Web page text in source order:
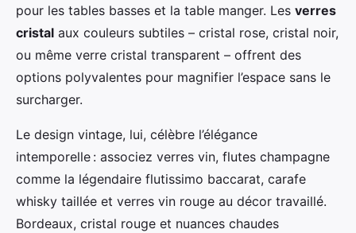
pour les tables basses et la table manger. Les verres
cristal aux couleurs subtiles – cristal rose, cristal noir,
ou même verre cristal transparent – offrent des
options polyvalentes pour magnifier l’espace sans le
surcharger.
Le design vintage, lui, célèbre l’élégance
intemporelle : associez verres vin, flutes champagne
comme la légendaire flutissimo baccarat, carafe
whisky taillée et verres vin rouge au décor travaillé.
Bordeaux, cristal rouge et nuances chaudes